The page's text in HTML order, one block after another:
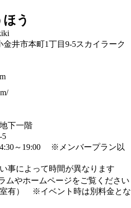
う
金井市本町1丁目9-5スカイラーク
下一階
～19:00 ※メンバープラン以
よって時間が異なります
ホームページをご覧ください
室有） ※イベント時は別料金とな